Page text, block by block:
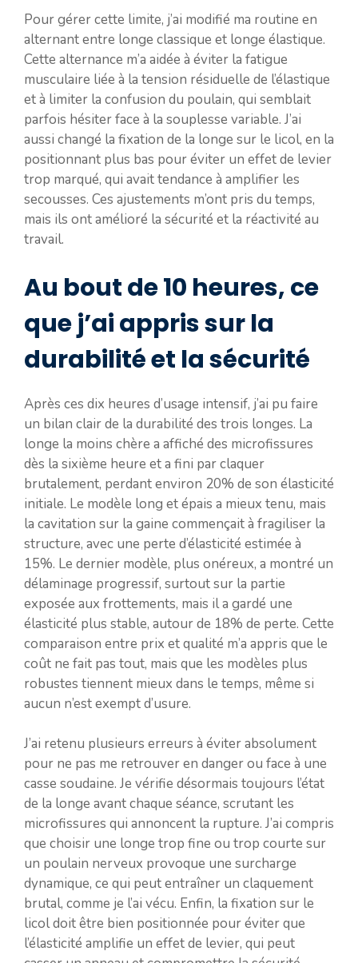
Pour gérer cette limite, j’ai modifié ma routine en
alternant entre longe classique et longe élastique.
Cette alternance m’a aidée à éviter la fatigue
musculaire liée à la tension résiduelle de l’élastique
et à limiter la confusion du poulain, qui semblait
parfois hésiter face à la souplesse variable. J’ai
aussi changé la fixation de la longe sur le licol, en la
positionnant plus bas pour éviter un effet de levier
trop marqué, qui avait tendance à amplifier les
secousses. Ces ajustements m’ont pris du temps,
mais ils ont amélioré la sécurité et la réactivité au
travail.
Au bout de 10 heures, ce
que j’ai appris sur la
durabilité et la sécurité
Après ces dix heures d’usage intensif, j’ai pu faire
un bilan clair de la durabilité des trois longes. La
longe la moins chère a affiché des microfissures
dès la sixième heure et a fini par claquer
brutalement, perdant environ 20% de son élasticité
initiale. Le modèle long et épais a mieux tenu, mais
la cavitation sur la gaine commençait à fragiliser la
structure, avec une perte d’élasticité estimée à
15%. Le dernier modèle, plus onéreux, a montré un
délaminage progressif, surtout sur la partie
exposée aux frottements, mais il a gardé une
élasticité plus stable, autour de 18% de perte. Cette
comparaison entre prix et qualité m’a appris que le
coût ne fait pas tout, mais que les modèles plus
robustes tiennent mieux dans le temps, même si
aucun n’est exempt d’usure.
J’ai retenu plusieurs erreurs à éviter absolument
pour ne pas me retrouver en danger ou face à une
casse soudaine. Je vérifie désormais toujours l’état
de la longe avant chaque séance, scrutant les
microfissures qui annoncent la rupture. J’ai compris
que choisir une longe trop fine ou trop courte sur
un poulain nerveux provoque une surcharge
dynamique, ce qui peut entraîner un claquement
brutal, comme je l’ai vécu. Enfin, la fixation sur le
licol doit être bien positionnée pour éviter que
l’élasticité amplifie un effet de levier, qui peut